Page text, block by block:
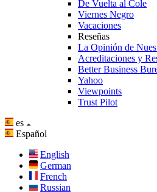
De Vuelta al Cole
Viernes Negro
Vacaciones
Reseñas
La Opinión de
Acreditaciones y
Better Business
Yahoo
Viewpoints
Trust Pilot
es
Español
English
German
French
Russian